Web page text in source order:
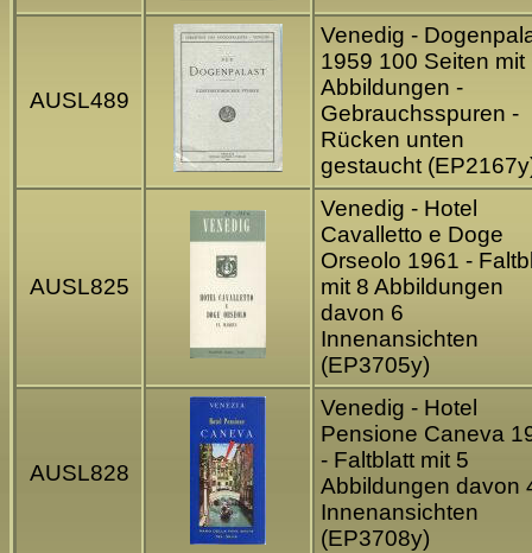
AUSL489
Venedig -
1959 100 Seiten mit
Abbildungen -
Gebrauchsspuren -
Rücken unten
gestaucht
AUSL825
Venedig - Hotel
Cavalletto e Doge
Orseolo 1961 -
mit 8 Abbildungen
davon 6
Innenansichten
(EP3705y)
AUSL828
Venedig - Hotel
Pensione Caneva
- Faltblatt mit 5
Abbildungen davon
Innenansichten
(EP3708y)